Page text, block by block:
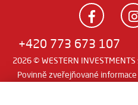
+420 773 673 107
2026 © WESTERN
Povinně zveřejňované informace